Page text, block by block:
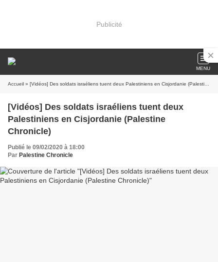
Publicité
MENU
Accueil » [Vidéos] Des soldats israéliens tuent deux Palestiniens en Cisjordanie (Palestine Chronicle)
[Vidéos] Des soldats israéliens tuent deux
Palestiniens en Cisjordanie (Palestine
Chronicle)
Publié le 09/02/2020 à 18:00
Par Palestine Chronicle